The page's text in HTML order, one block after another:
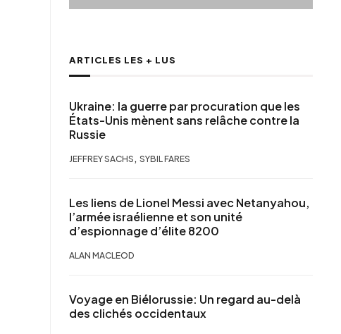
ARTICLES LES + LUS
Ukraine: la guerre par procuration que les
États-Unis mènent sans relâche contre la
Russie
JEFFREY SACHS , SYBIL FARES
Les liens de Lionel Messi avec Netanyahou,
l’armée israélienne et son unité
d’espionnage d’élite 8200
ALAN MACLEOD
Voyage en Biélorussie: Un regard au-delà
des clichés occidentaux